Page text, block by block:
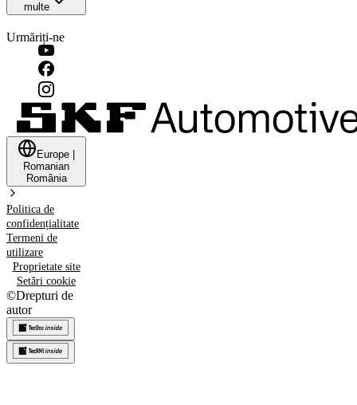
multe
Urmăriți-ne
Europe
Romanian
România
Politica de
confidențialitate
Termeni de
utilizare
Proprietate site
Setări cookie
©Drepturi de
autor